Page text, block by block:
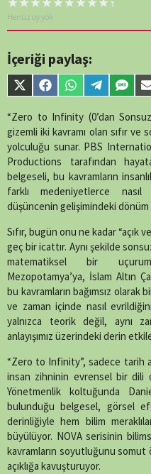
Henüz oy yok
İçeriği paylaş:
Share
on
X
(Twitter)
Share
on
Facebook
Share
on
WhatsApp
Share
on
Telegram
Share
on
SMS
“Zero to Infinity (0’dan
gizemli iki kavramı olan sıfır
yolculuğu sunar. PBS
Productions tarafından
belgeseli, bu kavramların
farklı medeniyetlerce nasıl
düşüncenin gelişimindeki
Sıfır, bugün onu ne kadar “açık
geç bir icattır. Aynı şekilde
matematiksel bir
Mezopotamya’ya, İslam Altın
bu kavramların bağımsız
ve zaman içinde nasıl
yalnızca teorik değil, aynı
anlayışımız üzerindeki derin
“Zero to Infinity”, sadece tarih
insan zihninin evrensel bir dili
Yönetmenlik koltuğunda
bulunduğu belgesel, görsel
derinliğiyle hem bilim
büyülüyor. NOVA serisinin
kavramların soyutluğunu
açıklığa kavuşturuyor.